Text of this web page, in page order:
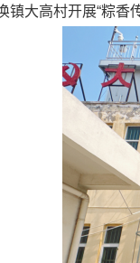
大高村开展“粽香